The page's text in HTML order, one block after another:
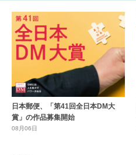
日本郵便、「第41回全日本DM大
賞」の作品募集開始
08月06日